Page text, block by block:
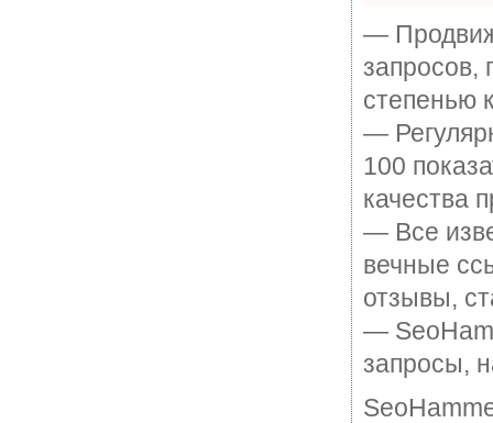
—
запросов,
степенью
—
100
качества
— Все
вечные
отзывы,
—
запросы,